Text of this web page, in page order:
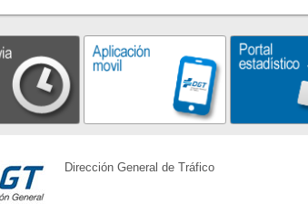
Dirección General de Tráfico